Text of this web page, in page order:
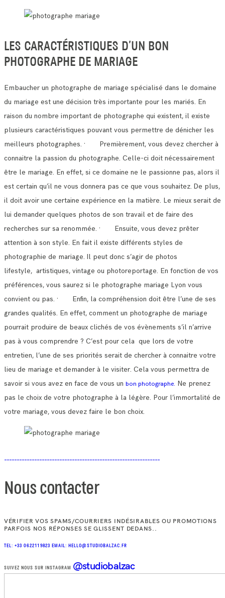
LES CARACTÉRISTIQUES D’UN BON
PHOTOGRAPHE DE MARIAGE
Embaucher un photographe de mariage spécialisé dans le domaine
du mariage est une décision très importante pour les mariés. En
raison du nombre important de photographe qui existent, il existe
plusieurs caractéristiques pouvant vous permettre de dénicher les
meilleurs photographes. · Premièrement, vous devez chercher à
connaitre la passion du photographe. Celle-ci doit nécessairement
être le mariage. En effet, si ce domaine ne le passionne pas, alors il
est certain qu’il ne vous donnera pas ce que vous souhaitez. De plus,
il doit avoir une certaine expérience en la matière. Le mieux serait de
lui demander quelques photos de son travail et de faire des
recherches sur sa renommée. · Ensuite, vous devez prêter
attention à son style. En fait il existe différents styles de
photographie de mariage. Il peut donc s’agir de photos
lifestyle, artistiques, vintage ou photoreportage. En fonction de vos
préférences, vous saurez si le photographe mariage Lyon vous
convient ou pas. · Enfin, la compréhension doit être l’une de ses
grandes qualités. En effet, comment un photographe de mariage
pourrait produire de beaux clichés de vos évènements s’il n’arrive
pas à vous comprendre ? C’est pour cela que lors de votre
entretien, l’une de ses priorités serait de chercher à connaitre votre
lieu de mariage et demander à le visiter. Cela vous permettra de
savoir si vous avez en face de vous un bon photographe. Ne prenez
pas le choix de votre photographe à la légère. Pour l’immortalité de
votre mariage, vous devez faire le bon choix.
Nous contacter
VÉRIFIER VOS SPAMS/COURRIERS INDÉSIRABLES OU PROMOTIONS
PARFOIS NOS RÉPONSES SE GLISSENT DEDANS..
TEL: +33 0622119823 EMAIL: HELLO@STUDIOBALZAC.FR
SUIVEZ NOUS SUR INSTAGRAM @studiobalzac